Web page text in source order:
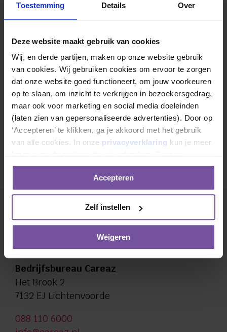
Toestemming Details Over
Deze website maakt gebruik van cookies
Wij, en derde partijen, maken op onze website gebruik
van cookies. Wij gebruiken cookies om ervoor te zorgen
dat onze website goed functioneert, om jouw voorkeuren
op te slaan, om inzicht te verkrijgen in bezoekersgedrag,
maar ook voor marketing en social media doeleinden
(laten zien van gepersonaliseerde advertenties). Door op
‘Accepteren’ te klikken, ga je akkoord met het gebruik
van alle cookies. In onze privacyverklaring kun je meer
‘Weigeren’ te klikken ga je alleen akkoord met het gebruik
van noodzakelijke cookies.Accepteren
Zelf instellen
Weigeren
Ook al is de bouw nog maar net begonnen,
we kijken nu al uit naar de mijlpaal van het
bereiken van het hoogste punt in, naar
verwachting, september 2021.
Contactgegevens
Bedrijfsbureau Careaz
Het Brook 2
7132 EJ Lichtenvoorde
088 110 6000